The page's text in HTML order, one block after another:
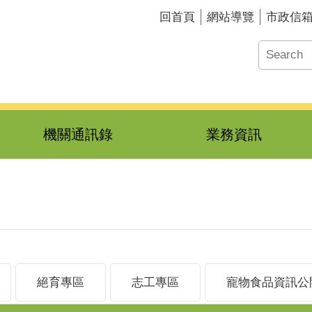
回首頁 網站導覽 市政信
機關通訊錄 業務資訊
絕育專區 志工專區 寵物食品資訊公